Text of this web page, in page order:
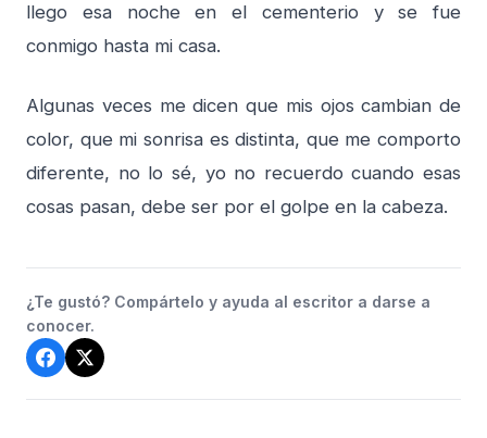
llego esa noche en el cementerio y se fue
conmigo hasta mi casa.
Algunas veces me dicen que mis ojos cambian de
color, que mi sonrisa es distinta, que me comporto
diferente, no lo sé, yo no recuerdo cuando esas
cosas pasan, debe ser por el golpe en la cabeza.
¿Te gustó? Compártelo y ayuda al escritor a darse a
conocer.